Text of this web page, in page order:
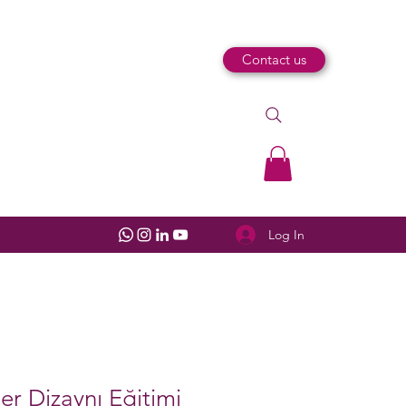
Contact us
Log In
Dizaynı Eğitimi